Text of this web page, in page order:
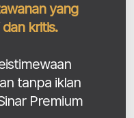
yang
kritis.
tanpa iklan
Premium